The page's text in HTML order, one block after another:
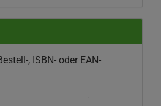
, ISBN- oder EAN-